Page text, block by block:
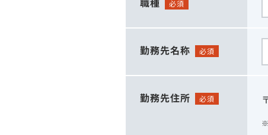
必須
勤務先名称 必須
勤務先住所 必須
※